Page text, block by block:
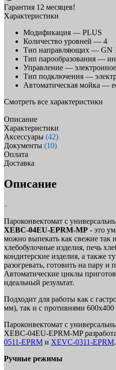
Гарантия 12 месяцев!
Характеристики
Модификация — PLUS
Количество уровней — 4
Тип направляющих — GN
Тип парообразования —
Управление — электронное
Тип подключения —
Автоматическая мойка —
Смотреть все характеристики
Описание
Характеристики
Аксессуары (42)
Документы (10)
Оплата
Доставка
Описание
Пароконвектомат с
XEBC-04EU-EPRM-MP - это
можно выпекать как свежие так
хлебобулочные изделия, печь
кондитерские изделия, а также
разогревать, готовить на пару и
Автоматические циклы
идеальный результат.
Подходит для работы как с
мм), так и с противнями
Пароконвектомат с
XEBC-04EU-EPRM-MP
0511-EPRM и XEVC-0311-EPRM.
Ручные режимы